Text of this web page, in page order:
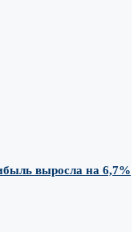
выросла на 6,7%